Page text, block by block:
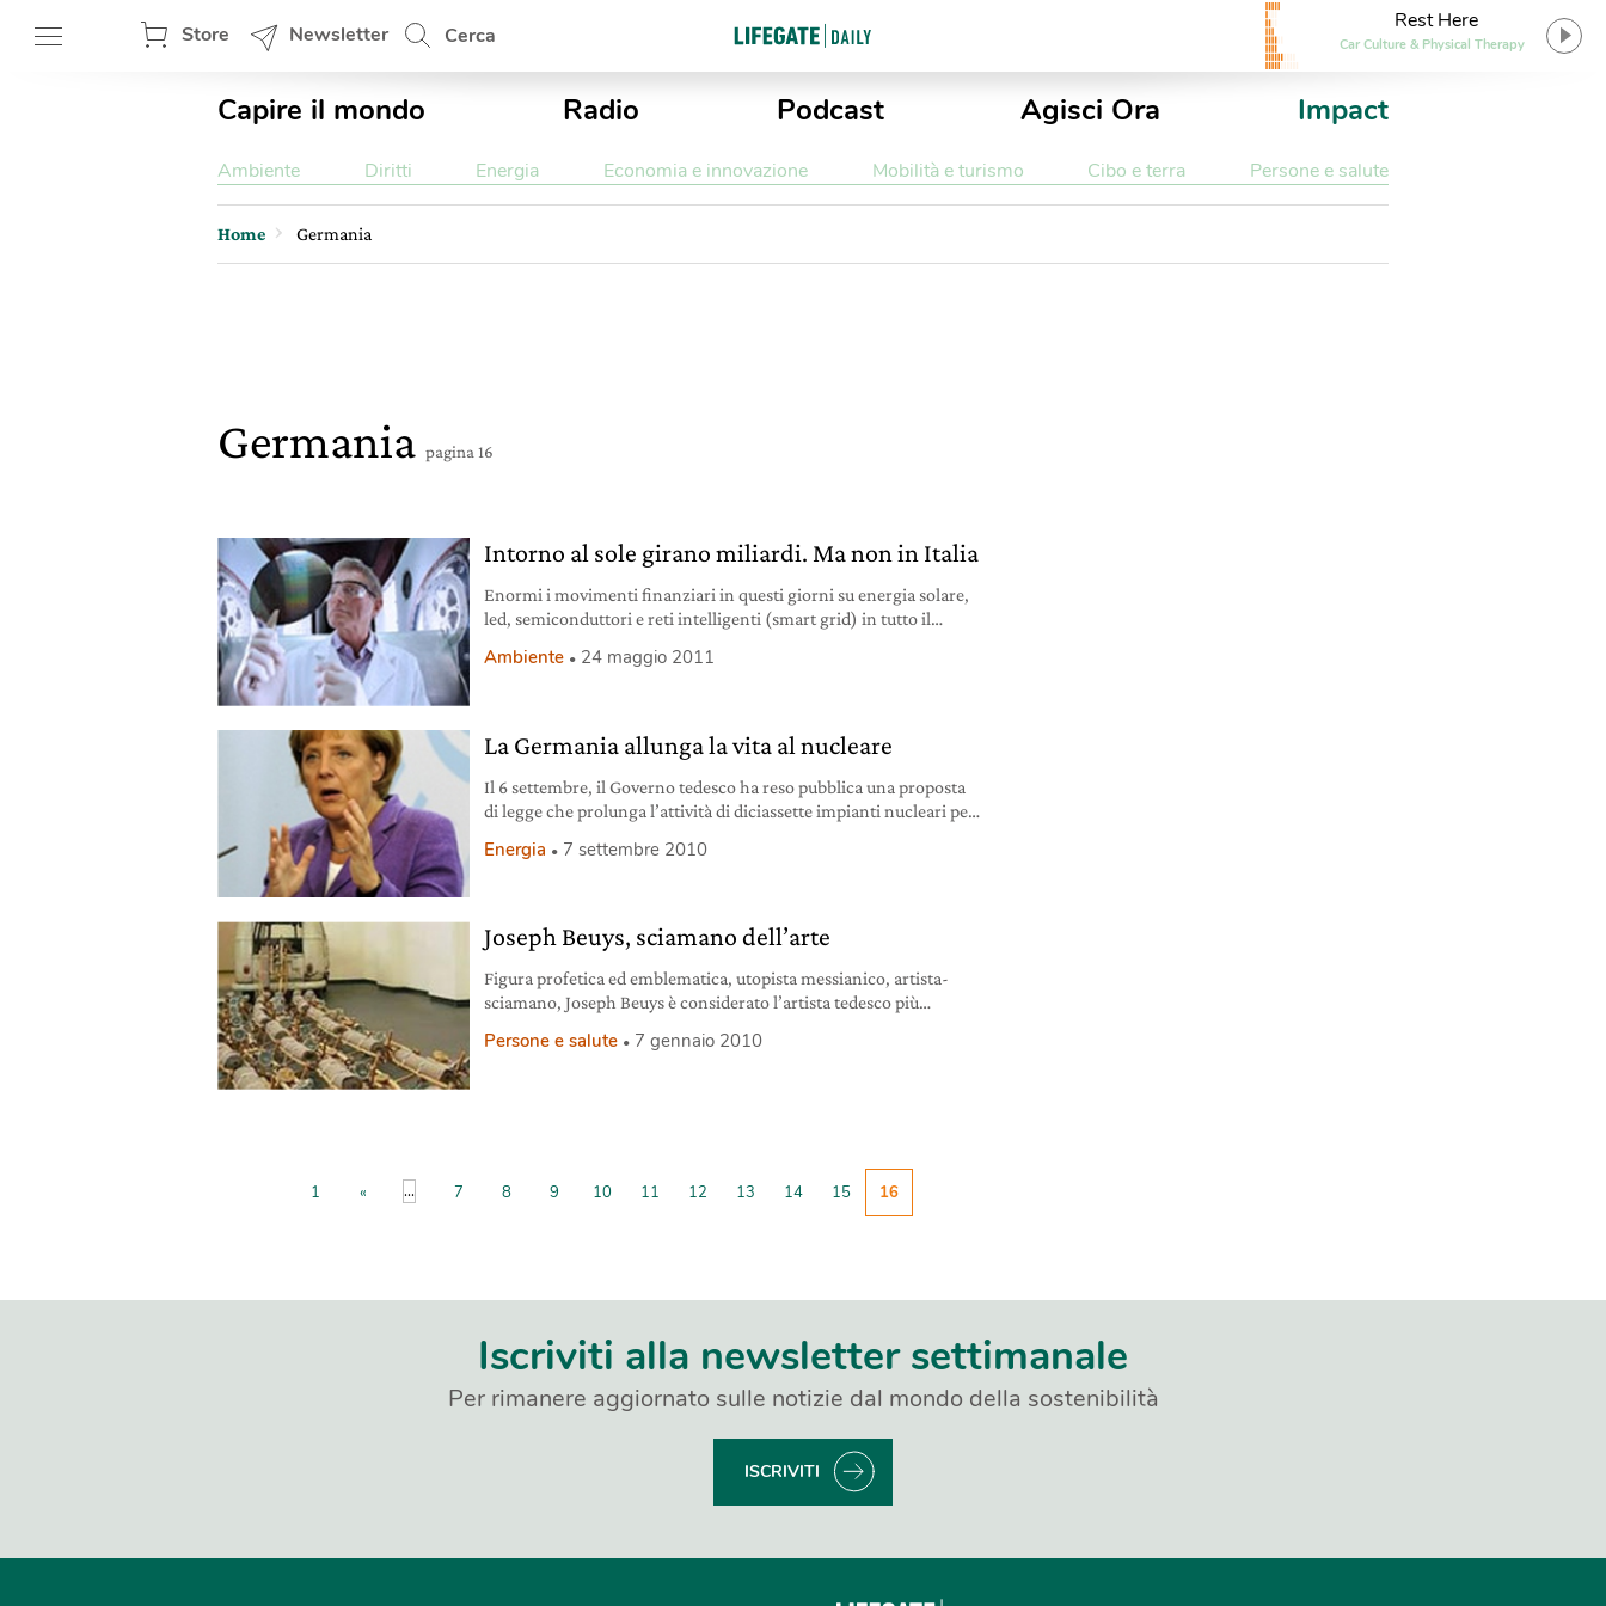
Store Newsletter Cerca
Rest Here
Car Culture & Physical Therapy
Capire il mondo Radio Podcast Agisci Ora Impact
Ambiente Diritti Energia Economia e innovazione Mobilità e turismo Cibo e terra Persone e salute
Home Germania
Germania pagina 16
Intorno al sole girano miliardi. Ma non in Italia
Enormi i movimenti finanziari in questi giorni su energia solare,
led, semiconduttori e reti intelligenti (smart grid) in tutto il
Ambiente 24 maggio 2011
La Germania allunga la vita al nucleare
Il 6 settembre, il Governo tedesco ha reso pubblica una proposta
di legge che prolunga l’attività di diciassette impianti nucleari per
Energia 7 settembre 2010
Joseph Beuys, sciamano dell’arte
Figura profetica ed emblematica, utopista messianico, artista-
sciamano, Joseph Beuys è considerato l’artista tedesco più
Persone e salute 7 gennaio 2010
1 « ... 7 8 9 10 11 12 13 14 15 16
Iscriviti alla newsletter settimanale
Per rimanere aggiornato sulle notizie dal mondo della sostenibilità
ISCRIVITI